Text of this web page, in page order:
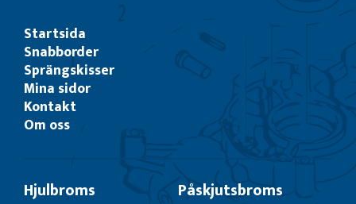
Startsida
Snabborder
Sprängskisser
Mina sidor
Kontakt
Om oss
Hjulbroms Påskjutsbroms